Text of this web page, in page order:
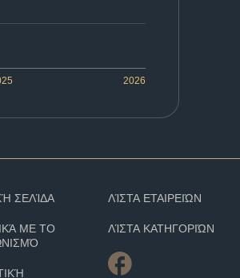
2026
ΣΕΛΊΔΑ
ΜΕ ΤΟ
ΛΊΣΤΑ ΕΤΑΙΡΕΙΏΝ
ΛΊΣΤΑ ΚΑΤΗΓΟΡΙΏΝ